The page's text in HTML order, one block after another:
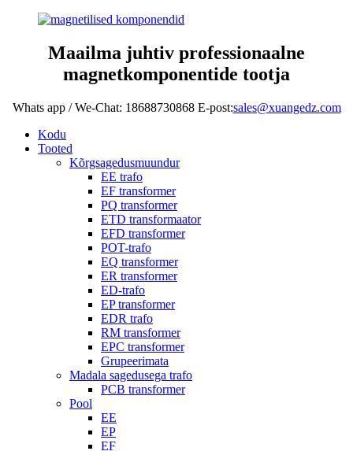
Maailma juhtiv professionaalne
magnetkomponentide tootja
Whats app / We-Chat: 18688730868 E-post:sales@xuangedz.com
Kodu
Tooted
Kõrgsagedusmuundur
EE trafo
EF transformer
PQ transformer
ETD transformaator
EFD transformer
POT-trafo
EQ transformer
ER transformer
ED-trafo
EP transformer
EDR trafo
RM transformer
EPC transformer
Grupeerimata
Madala sagedusega trafo
PCB transformer
Pool
EE
EP
EF